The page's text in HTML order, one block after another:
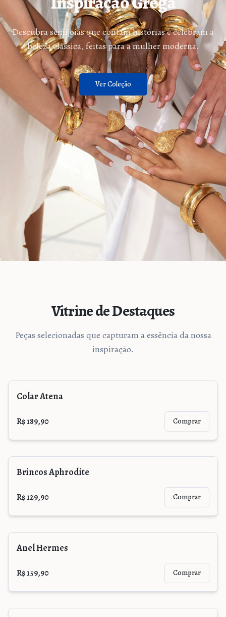
Descubra semijoias que contam histórias e celebram a
beleza clássica, feitas para a mulher moderna.
Ver Coleção
Vitrine de Destaques
Peças selecionadas que capturam a essência da nossa
inspiração.
Colar Atena
R$ 189,90 Comprar
Brincos Aphrodite
R$ 129,90 Comprar
Anel Hermes
R$ 159,90 Comprar